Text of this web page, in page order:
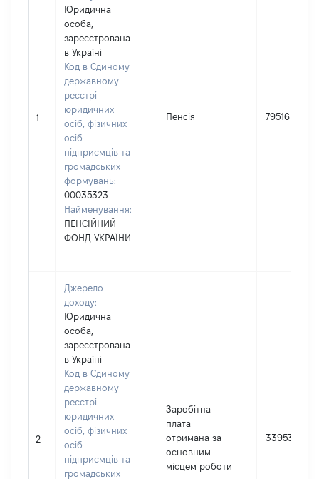
1
Юридична
особа,
зареєстрована
в Україні
Код в Єдиному
державному
реєстрі
юридичних
осіб, фізичних
осіб –
підприємців та
громадських
формувань:
00035323
Найменування:
ПЕНСІЙНИЙ
ФОНД УКРАЇНИ
Пенсія 79516
2
Джерело
доходу:
Юридична
особа,
зареєстрована
в Україні
Код в Єдиному
державному
реєстрі
юридичних
осіб, фізичних
осіб –
підприємців та
громадських
Заробітна
плата
отримана за
основним
місцем роботи
339537